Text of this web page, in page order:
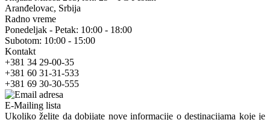
Aranđelovac, Srbija
Radno vreme
Ponedeljak - Petak: 10:00 - 18:00
Subotom: 10:00 - 15:00
Kontakt
+381 34 29-00-35
+381 60 31-31-533
+381 69 30-30-555
E-Mailing lista
Ukoliko želite da dobijate nove informacije o destinacijama koje je